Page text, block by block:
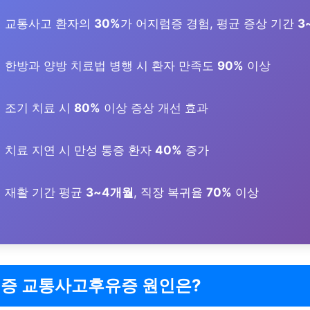
교통사고 환자의 30%가 어지럼증 경험, 평균 증상 기간
한방과 양방 치료법 병행 시 환자 만족도 90% 이상
조기 치료 시 80% 이상 증상 개선 효과
치료 지연 시 만성 통증 환자 40% 증가
재활 기간 평균 3~4개월 , 직장 복귀율 70% 이상
교통사고후유증 원인은?